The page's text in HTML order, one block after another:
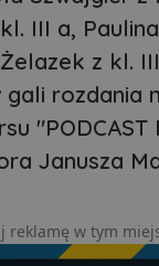
III a,
z kl.
gali rozdania
"PODCAST
Janusza
reklamę w tym